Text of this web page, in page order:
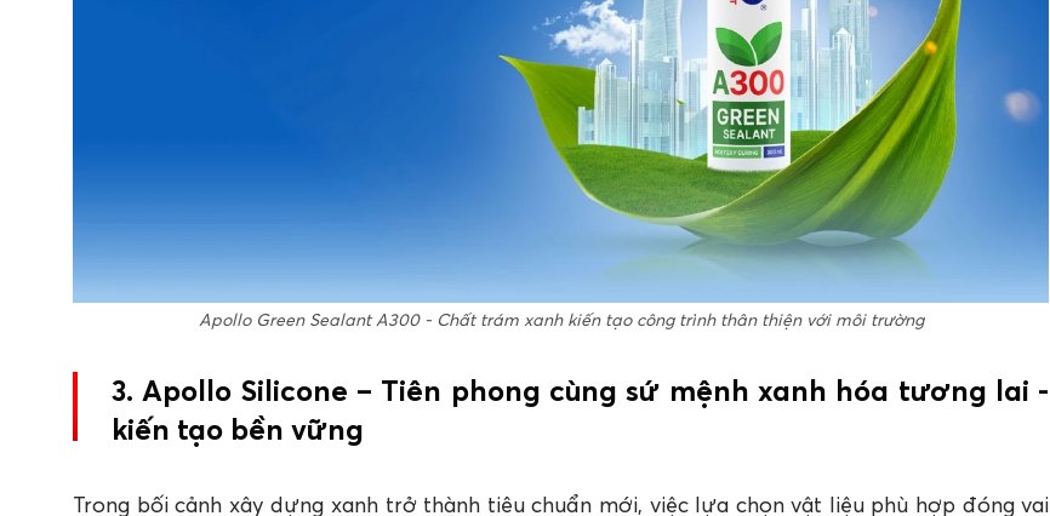
Apollo Green Sealant A300 - Chất trám xanh kiến tạo công trình thân thiện với môi trường
3. Apollo Silicone – Tiên phong cùng sứ mệnh xanh hóa tương lai -
kiến tạo bền vững
Trong bối cảnh xây dựng xanh trở thành tiêu chuẩn mới, việc lựa chọn vật liệu phù hợp đóng vai